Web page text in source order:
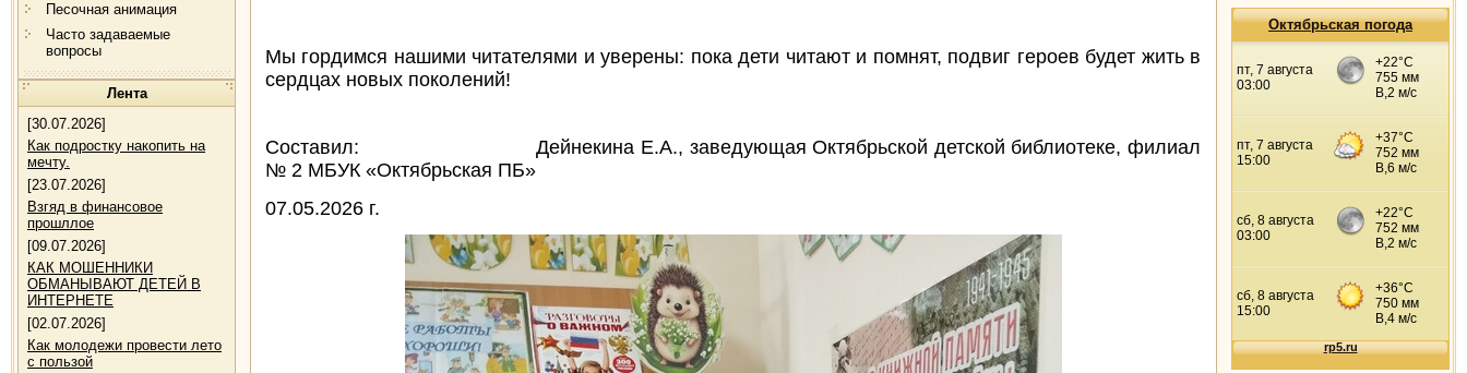
Песочная анимация
Часто задаваемые
вопросы
Лента
[30.07.2026]
Как подростку накопить на
мечту.
[23.07.2026]
Взгяд в финансовое
прошллое
[09.07.2026]
КАК МОШЕННИКИ
ОБМАНЫВАЮТ ДЕТЕЙ В
ИНТЕРНЕТЕ
[02.07.2026]
Как молодежи провести лето
с пользой
Мы гордимся нашими читателями и уверены: пока дети читают и помнят, подвиг героев будет жить в
сердцах новых поколений!
Составил: Дейнекина Е.А., заведующая Октябрьской детской библиотеке, филиал
№ 2 МБУК «Октябрьская ПБ»
07.05.2026 г.
Октябрьская погода